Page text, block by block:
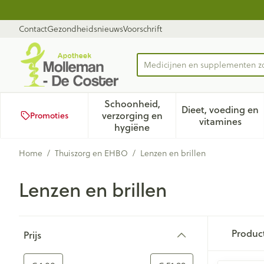
ContactGezondheidsnieuwsVoorschrift
Product, merk, categorie...
Promoties
Schoonheid,
verzorging en
hygiëneToon submenu voor
Dieet, voeding en
vitamines
Toon
Home / Thuiszorg en EHBO / Lenzen en brillen
Lenzen en brillen
Prijs